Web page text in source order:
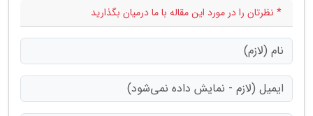
* نظرتان را در مورد این مقاله با ما درمیان بگذارید